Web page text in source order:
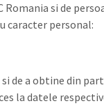
si de
caracter personal:
a obtine din
la datele